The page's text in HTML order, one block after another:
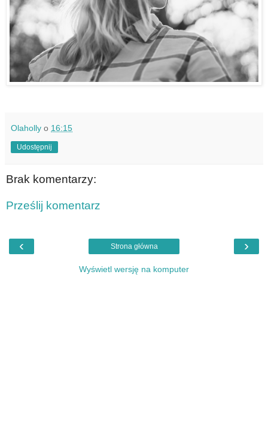
Olaholly o 16:15
Udostępnij
Brak komentarzy:
Prześlij komentarz
‹ ›
Strona główna
Wyświetl wersję na komputer